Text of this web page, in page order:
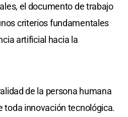
el documento de trabajo
criterios fundamentales
artificial hacia la
de la persona humana
toda innovación tecnológica.